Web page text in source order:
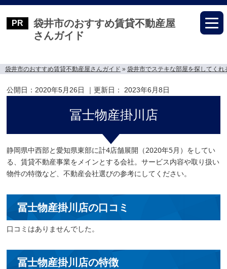
袋井市のおすすめ賃貸不動産屋
さんガイド
袋井市のおすすめ賃貸不動産屋さんガイド » 袋井市でステキな部屋を探してく
公開日： 2020年5月26日 ｜更新日： 2023年6月8日
冨士物産掛川店
静岡県中西部と愛知県東部に計4店舗展開（2020年5月）をしてい
る、賃貸不動産事業をメインとする会社。サービス内容や取り扱い
物件の特徴など、不動産会社選びの参考にしてください。
冨士物産掛川店の口コミ
口コミはありませんでした。
冨士物産掛川店の特徴